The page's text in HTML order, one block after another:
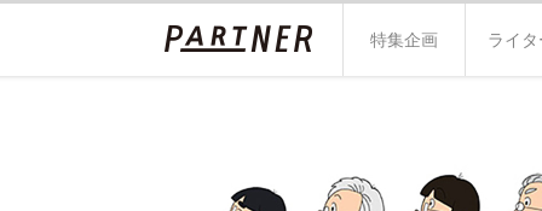
特集企画 ライタ